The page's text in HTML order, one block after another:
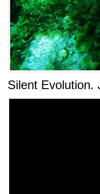
Silent Evolution.